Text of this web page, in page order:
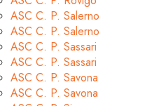
ASC C. P. Salerno
ASC C. P. Salerno
ASC C. P. Sassari
ASC C. P. Sassari
ASC C. P. Savona
ASC C. P. Savona